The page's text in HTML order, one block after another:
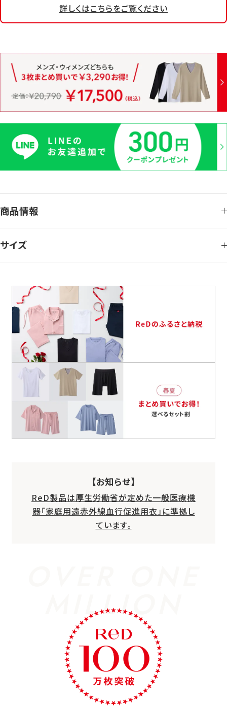
詳しくはこちらをご覧ください
商品情報
サイズ
【お知らせ】
ReD製品は厚生労働省が定めた一般医療機
器「家庭用遠赤外線血行促進用衣」に準拠し
ています。
MILLION